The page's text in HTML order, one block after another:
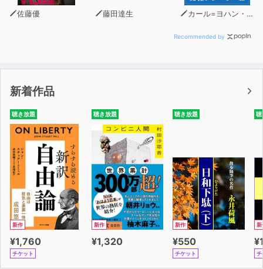
佐藤優 藤田達生 カール=ヨハン・エリーン
Recommended by
新着作品
聴き放題
新作
¥1,760
チケット
聴き放題
新作
¥1,320
聴き放題
新作
¥550
チケット
聴
新
チ